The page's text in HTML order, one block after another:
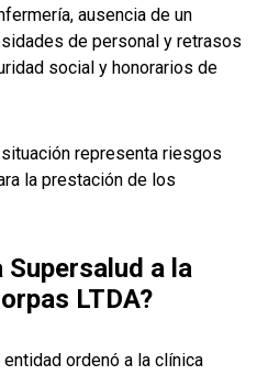
ausencia de un
de personal y retrasos
social y honorarios de
representa riesgos
la prestación de los
Supersalud a la
LTDA?
ordenó a la clínica